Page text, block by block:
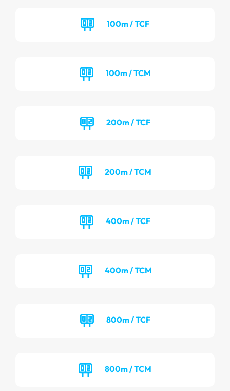
100m / TCF
100m / TCM
200m / TCF
200m / TCM
400m / TCF
400m / TCM
800m / TCF
800m / TCM